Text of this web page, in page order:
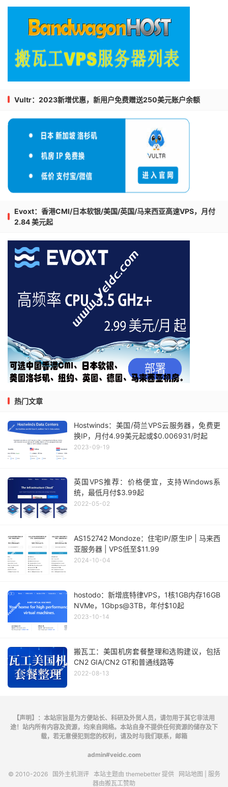
Vultr：2023新增优惠，新用户免费赠送250美元账户余额
Evoxt：香港CMI/日本软银/美国/英国/马来西亚高速VPS，月付
2.84 美元起
热门文章
Hostwinds：美国/荷兰VPS云服务器，免费更
换IP，月付4.99美元起或$0.006931/时起
2023-09-19
英国VPS推荐：价格便宜，支持Windows系
统，最低月付$3.99起
2022-05-02
AS152742 Mondoze：住宅IP/原生IP | 马来西
亚服务器 | VPS低至$11.99
2024-10-04
hostodo：新增底特律VPS，1核1GB内存16GB
NVMe，1Gbps@3TB，年付$10起
2023-10-14
搬瓦工：美国机房套餐整理和选购建议，包括
CN2 GIA/CN2 GT和普通线路等
2022-08-13
【声明】：本站宗旨是为方便站长、科研及外贸人员，请勿用于其它非法用
途！站内所有内容及资源，均来自网络。本站自身不提供任何资源的储存及下
载，若无意侵犯到您的权利，请及时与我们联系，邮箱
admin#veidc.com
© 2010-2026 国外主机测评本站主题由 themebetter提供 网站地图 | 服务
器由搬瓦工赞助